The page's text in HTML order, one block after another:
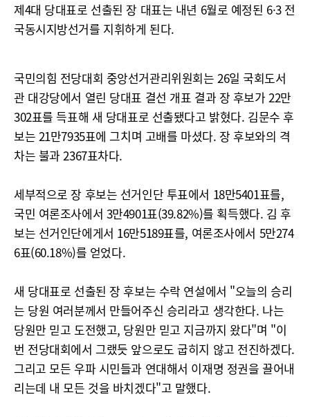
제4대 당대표로 선출된 장 대표는 내년 6월로 예정된 6·3 전
국동시지방선거를 지휘하게 된다.
국민의힘 전당대회 중앙선거관리위원회는 26일 국회도서
관 대강당에서 열린 당대표 결선 개표 결과 장 후보가 22만
302표를 득표해 새 당대표로 선출됐다고 밝혔다. 김문수 후
보는 21만7935표에 그치며 고배를 마셨다. 장 후보와의 격
차는 불과 2367표차다.
세부적으로 장 후보는 선거인단 투표에서 18만5401표를,
국민 여론조사에서 3만4901표(39.82%)를 획득했다. 김 후
보는 선거인단에게서 16만5189표를, 여론조사에서 5만274
6표(60.18%)를 얻었다.
새 당대표로 선출된 장 후보는 수락 연설에서 "오늘의 승리
는 당원 여러분께서 만들어주신 승리라고 생각한다. 나는
당원만 믿고 도전했고, 당원만 믿고 지금까지 왔다"며 "이
번 전당대회에서 그랬듯 앞으로도 굽히지 않고 전진하겠다.
그리고 모든 우파 시민들과 연대해서 이재명 정권을 끌어내
리는데 내 모든 것을 바치겠다"고 말했다.